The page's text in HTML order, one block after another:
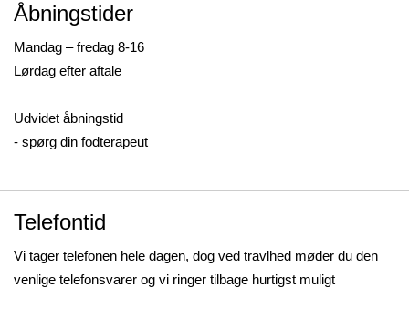
Åbningstider
Mandag – fredag 8-16
Lørdag efter aftale
Udvidet åbningstid
- spørg din fodterapeut
Telefontid
Vi tager telefonen hele dagen, dog ved travlhed møder du den
venlige telefonsvarer og vi ringer tilbage hurtigst muligt